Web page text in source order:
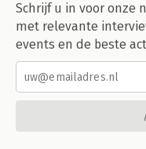
Schrijf u in voor onze
met relevante
events en de beste